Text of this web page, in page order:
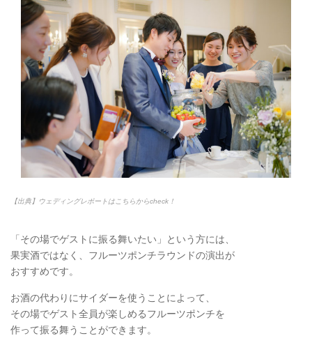
【出典】ウェディングレポートはこちらからcheck！
「その場でゲストに振る舞いたい」という方には、
果実酒ではなく、フルーツポンチラウンドの演出が
おすすめです。
お酒の代わりにサイダーを使うことによって、
その場でゲスト全員が楽しめるフルーツポンチを
作って振る舞うことができます。